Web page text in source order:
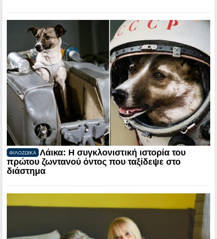
ΦΙΛΟΖΩΙΚΑ
Λάικα: Η συγκλονιστική ιστορία του
πρώτου ζωντανού όντος που ταξίδεψε στο
διάστημα